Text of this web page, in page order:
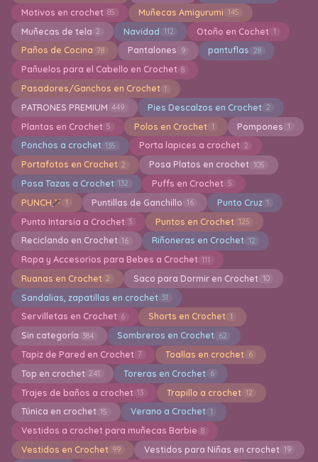
Motivos en crochet 85 Muñecas Amigurumi 145
Muñecas de tela 2 Navidad 112 Otoño en Cochet 1
Paños de Cocina 78 Pantalones 9 pantuflas 28
Pañuelos para el Cabello en Crochet 8
Pasadores/Ganchos en Crochet 1
PATRONES PREMIUM 449 Pies Descalzos en Crochet 2
Plantas en Crochet 5 Polos en Crochet 1 Pompones 1
Ponchos a crochet 135 Porta lapices a crochet 2
Portafotos en Crochet 2 Posa Platos en crochet 105
Posa Tazas a Crochet 132 Puffs en Crochet 5
PUNCH 1 Puntillas de Ganchillo 16 Punto Cruz 1
Punto Intarsia a Crochet 3 Puntos en Crochet 125
Reciclando en Crochet 16 Riñoneras en Crochet 12
Ropa y Accesorios para Bebes a Crochet 111
Ruanas en Crochet 2 Saco para Dormir en Crochet 10
Sandalias, zapatillas en crochet 31
Servilletas en Crochet 6 Shorts en Crochet 1
Sin categoría 384 Sombreros en Crochet 62
Tapiz de Pared en Crochet 7 Toallas en crochet 6
Top en crochet 241 Toreras en Crochet 6
Trajes de baños a crochet 13 Trapillo a crochet 12
Túnica en crochet 15 Verano a Crochet 1
Vestidos a crochet para muñecas Barbie 8
Vestidos en Crochet 99 Vestidos para Niñas en crochet 19